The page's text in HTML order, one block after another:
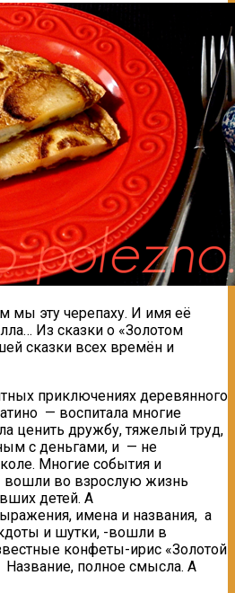
эту черепаху. И имя её
Из сказки о «Золотом
сказки всех времён и
приключениях деревянного
— воспитала многие
ценить дружбу, тяжелый труд,
с деньгами, и — не
Многие события и
вошли во взрослую жизнь
детей. А
имена и названия, а
и шутки, -вошли в
конфеты-ирис «Золотой
полное смысла. А